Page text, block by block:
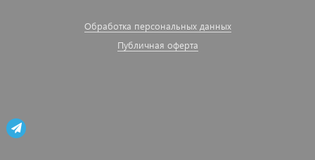
Обработка персональных данных
Публичная оферта